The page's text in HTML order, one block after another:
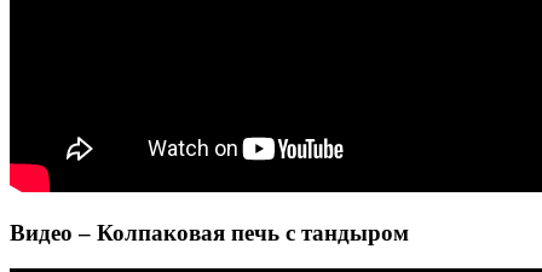
Видео – Колпаковая печь с тандыром